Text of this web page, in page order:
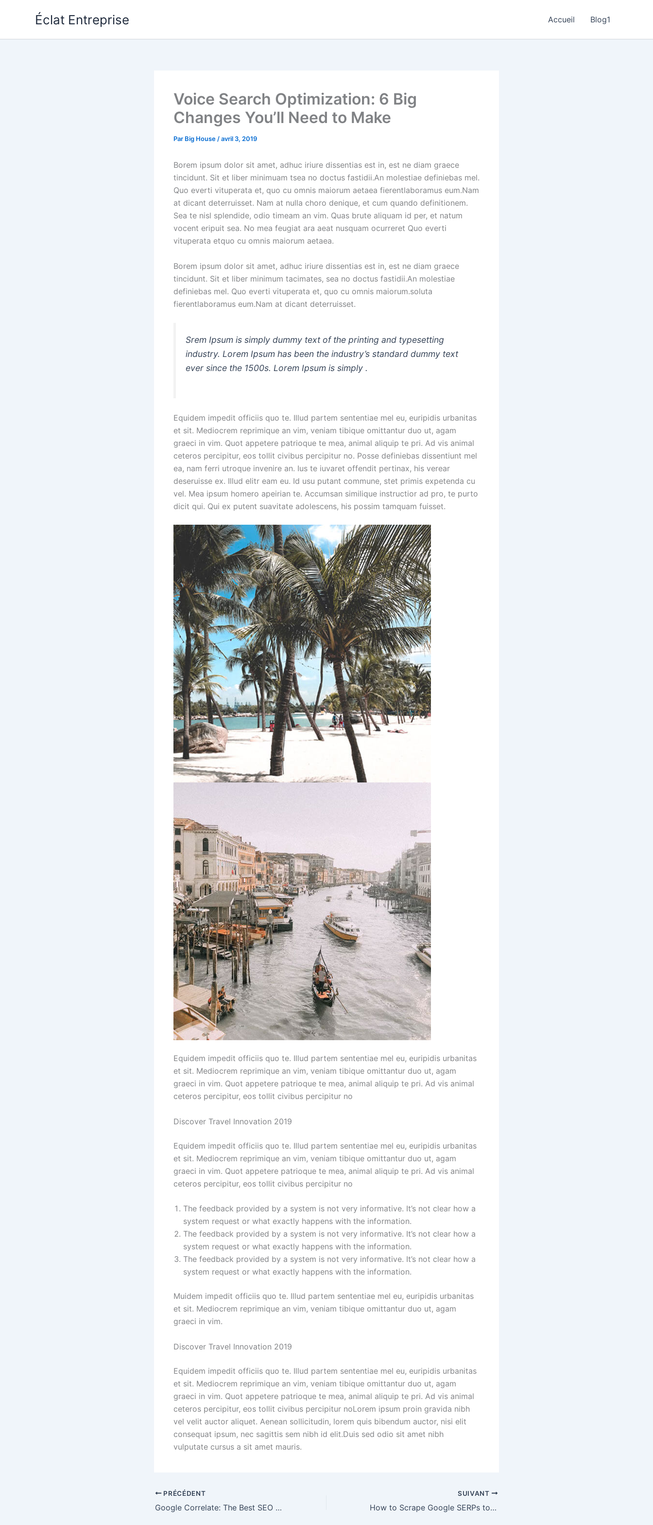
Éclat Entreprise Accueil Blog1
Voice Search Optimization: 6 Big
Changes You’ll Need to Make
Par Big House /avril 3, 2019
Borem ipsum dolor sit amet, adhuc iriure dissentias est in, est ne diam graece
tincidunt. Sit et liber minimuam tsea no doctus fastidii.An molestiae definiebas mel.
Quo everti vituperata et, quo cu omnis maiorum aetaea fierentlaboramus eum.Nam
at dicant deterruisset. Nam at nulla choro denique, et cum quando definitionem.
Sea te nisl splendide, odio timeam an vim. Quas brute aliquam id per, et natum
vocent eripuit sea. No mea feugiat ara aeat nusquam ocurreret Quo everti
vituperata etquo cu omnis maiorum aetaea.
Borem ipsum dolor sit amet, adhuc iriure dissentias est in, est ne diam graece
tincidunt. Sit et liber minimum tacimates, sea no doctus fastidii.An molestiae
definiebas mel. Quo everti vituperata et, quo cu omnis maiorum.soluta
fierentlaboramus eum.Nam at dicant deterruisset.
Srem Ipsum is simply dummy text of the printing and typesetting
industry. Lorem Ipsum has been the industry’s standard dummy text
ever since the 1500s. Lorem Ipsum is simply .
Equidem impedit officiis quo te. Illud partem sententiae mel eu, euripidis urbanitas
et sit. Mediocrem reprimique an vim, veniam tibique omittantur duo ut, agam
graeci in vim. Quot appetere patrioque te mea, animal aliquip te pri. Ad vis animal
ceteros percipitur, eos tollit civibus percipitur no. Posse definiebas dissentiunt mel
ea, nam ferri utroque invenire an. Ius te iuvaret offendit pertinax, his verear
deseruisse ex. Illud elitr eam eu. Id usu putant commune, stet primis expetenda cu
vel. Mea ipsum homero apeirian te. Accumsan similique instructior ad pro, te purto
dicit qui. Qui ex putent suavitate adolescens, his possim tamquam fuisset.
Equidem impedit officiis quo te. Illud partem sententiae mel eu, euripidis urbanitas
et sit. Mediocrem reprimique an vim, veniam tibique omittantur duo ut, agam
graeci in vim. Quot appetere patrioque te mea, animal aliquip te pri. Ad vis animal
ceteros percipitur, eos tollit civibus percipitur no
Discover Travel Innovation 2019
Equidem impedit officiis quo te. Illud partem sententiae mel eu, euripidis urbanitas
et sit. Mediocrem reprimique an vim, veniam tibique omittantur duo ut, agam
graeci in vim. Quot appetere patrioque te mea, animal aliquip te pri. Ad vis animal
ceteros percipitur, eos tollit civibus percipitur no
The feedback provided by a system is not very informative. It’s not clear how a
system request or what exactly happens with the information.
The feedback provided by a system is not very informative. It’s not clear how a
system request or what exactly happens with the information.
The feedback provided by a system is not very informative. It’s not clear how a
system request or what exactly happens with the information.
Muidem impedit officiis quo te. Illud partem sententiae mel eu, euripidis urbanitas
et sit. Mediocrem reprimique an vim, veniam tibique omittantur duo ut, agam
graeci in vim.
Discover Travel Innovation 2019
Equidem impedit officiis quo te. Illud partem sententiae mel eu, euripidis urbanitas
et sit. Mediocrem reprimique an vim, veniam tibique omittantur duo ut, agam
graeci in vim. Quot appetere patrioque te mea, animal aliquip te pri. Ad vis animal
ceteros percipitur, eos tollit civibus percipitur noLorem ipsum proin gravida nibh
vel velit auctor aliquet. Aenean sollicitudin, lorem quis bibendum auctor, nisi elit
consequat ipsum, nec sagittis sem nibh id elit.Duis sed odio sit amet nibh
vulputate cursus a sit amet mauris.
PRÉCÉDENT
Google Correlate: The Best SEO Research Tool You Aren’t Using
SUIVANT
How to Scrape Google SERPs to Optimize for Search Intent